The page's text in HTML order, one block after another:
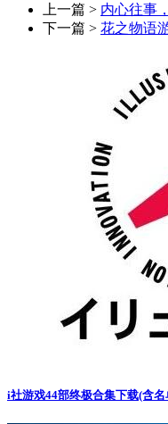
上一篇 > 内心往事
下一篇 > 花之物语
i社游戏44部终极合集下载(含名